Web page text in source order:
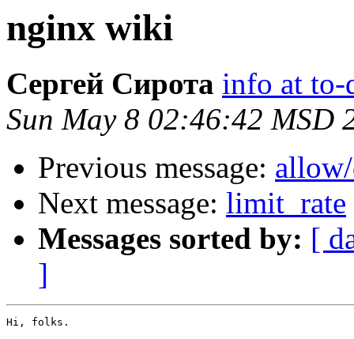
nginx wiki
Сергей Сирота info at to-
Sun May 8 02:46:42 MSD
Previous message:
Next message: limit_rate
Messages sorted by: [
]
Hi, folks.